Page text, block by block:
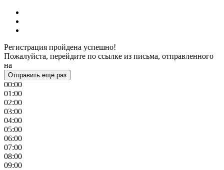
Регистрация пройдена успешно!
Пожалуйста, перейдите по ссылке из письма, отправленного
на
Отправить еще раз
00:00
01:00
02:00
03:00
04:00
05:00
06:00
07:00
08:00
09:00